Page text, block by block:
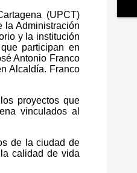
(UPCT)
la Administración
y la institución
participan en
Antonio Franco
Alcaldía. Franco
proyectos que
vinculados al
de la ciudad de
calidad de vida